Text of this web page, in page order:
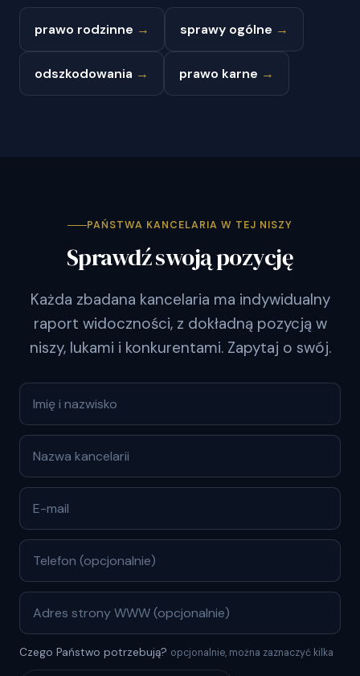
prawo rodzinne → sprawy ogólne →
odszkodowania → prawo karne →
PAŃSTWA KANCELARIA W TEJ NISZY
Sprawdź swoją pozycję
Każda zbadana kancelaria ma indywidualny
raport widoczności, z dokładną pozycją w
niszy, lukami i konkurentami. Zapytaj o swój.
Czego Państwo potrzebują? opcjonalnie, można zaznaczyć kilka